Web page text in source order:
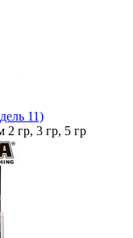
11)
гр, 3 гр, 5 гр